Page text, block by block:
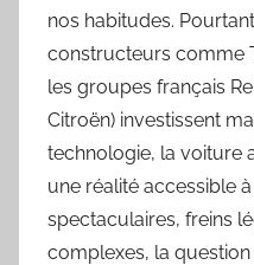
nos habitudes.
constructeurs comme
les groupes français
Citroën) investissent
technologie, la voiture
une réalité accessible
spectaculaires, freins
complexes, la